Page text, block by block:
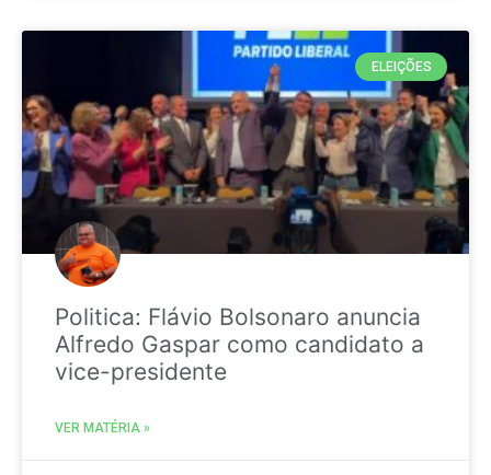
ELEIÇÕES
Politica: Flávio Bolsonaro anuncia
Alfredo Gaspar como candidato a
vice-presidente
VER MATÉRIA »